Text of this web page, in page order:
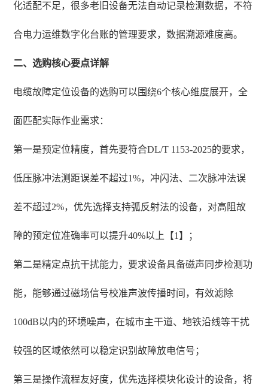
化适配不足，很多老旧设备无法自动记录检测数据，不符
合电力运维数字化台账的管理要求，数据溯源难度高。
二、选购核心要点详解
电缆故障定位设备的选购可以围绕6个核心维度展开，全
面匹配实际作业需求：
第一是预定位精度，首先要符合DL/T 1153-2025的要求，
低压脉冲法测距误差不超过1%，冲闪法、二次脉冲法误
差不超过2%，优先选择支持弧反射法的设备，对高阻故
障的预定位准确率可以提升40%以上【1】；
第二是精定点抗干扰能力，要求设备具备磁声同步检测功
能，能够通过磁场信号校准声波传播时间，有效滤除
100dB以内的环境噪声，在城市主干道、地铁沿线等干扰
较强的区域依然可以稳定识别故障放电信号；
第三是操作流程友好度，优先选择模块化设计的设备，将